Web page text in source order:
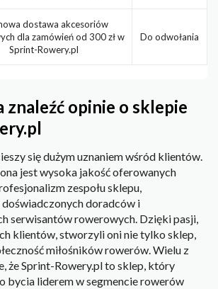
dostawa akcesoriów
dla zamówień od 300 zł w
Sprint-Rowery.pl
Do odwołania
znaleźć opinie o sklepie
się dużym uznaniem wśród klientów.
jest wysoka jakość oferowanych
zespołu sklepu,
doświadczonych doradców i
serwisantów rowerowych. Dzięki pasji,
klientów, stworzyli oni nie tylko sklep,
miłośników rowerów. Wielu z
że Sprint-Rowery.pl to sklep, który
bycia liderem w segmencie rowerów